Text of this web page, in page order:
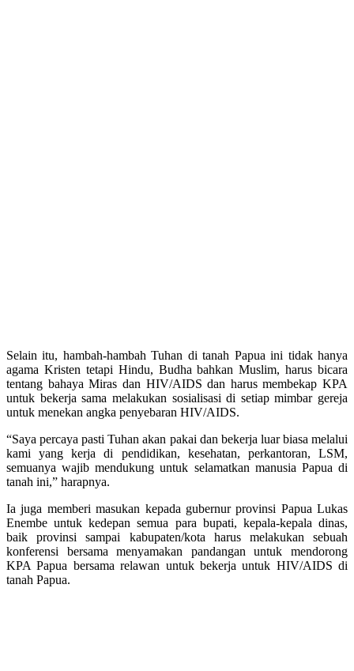
Selain itu, hambah-hambah Tuhan di tanah Papua ini tidak hanya
agama Kristen tetapi Hindu, Budha bahkan Muslim, harus bicara
tentang bahaya Miras dan HIV/AIDS dan harus membekap KPA
untuk bekerja sama melakukan sosialisasi di setiap mimbar gereja
untuk menekan angka penyebaran HIV/AIDS.
“Saya percaya pasti Tuhan akan pakai dan bekerja luar biasa melalui
kami yang kerja di pendidikan, kesehatan, perkantoran, LSM,
semuanya wajib mendukung untuk selamatkan manusia Papua di
tanah ini,” harapnya.
Ia juga memberi masukan kepada gubernur provinsi Papua Lukas
Enembe untuk kedepan semua para bupati, kepala-kepala dinas,
baik provinsi sampai kabupaten/kota harus melakukan sebuah
konferensi bersama menyamakan pandangan untuk mendorong
KPA Papua bersama relawan untuk bekerja untuk HIV/AIDS di
tanah Papua.